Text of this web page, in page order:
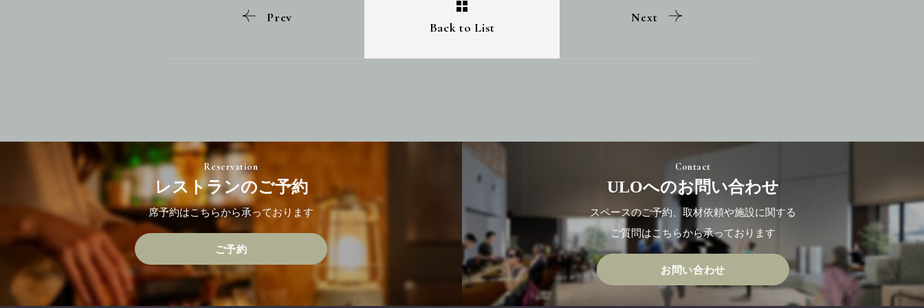
Prev
Back to List
Next
Reservation
レストランのご予約
席予約はこちらから承っております
ご予約
Contact
ULOへのお問い合わせ
スペースのご予約、取材依頼や施設に関する
ご質問はこちらから承っております
お問い合わせ